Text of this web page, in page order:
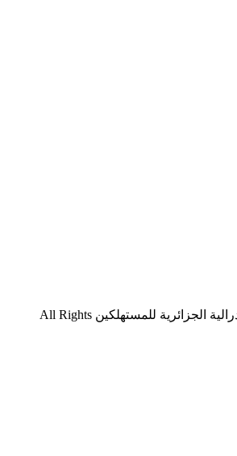
© Copyright 2026, الفدرالية الجزائرية للمستهلكين All Rights